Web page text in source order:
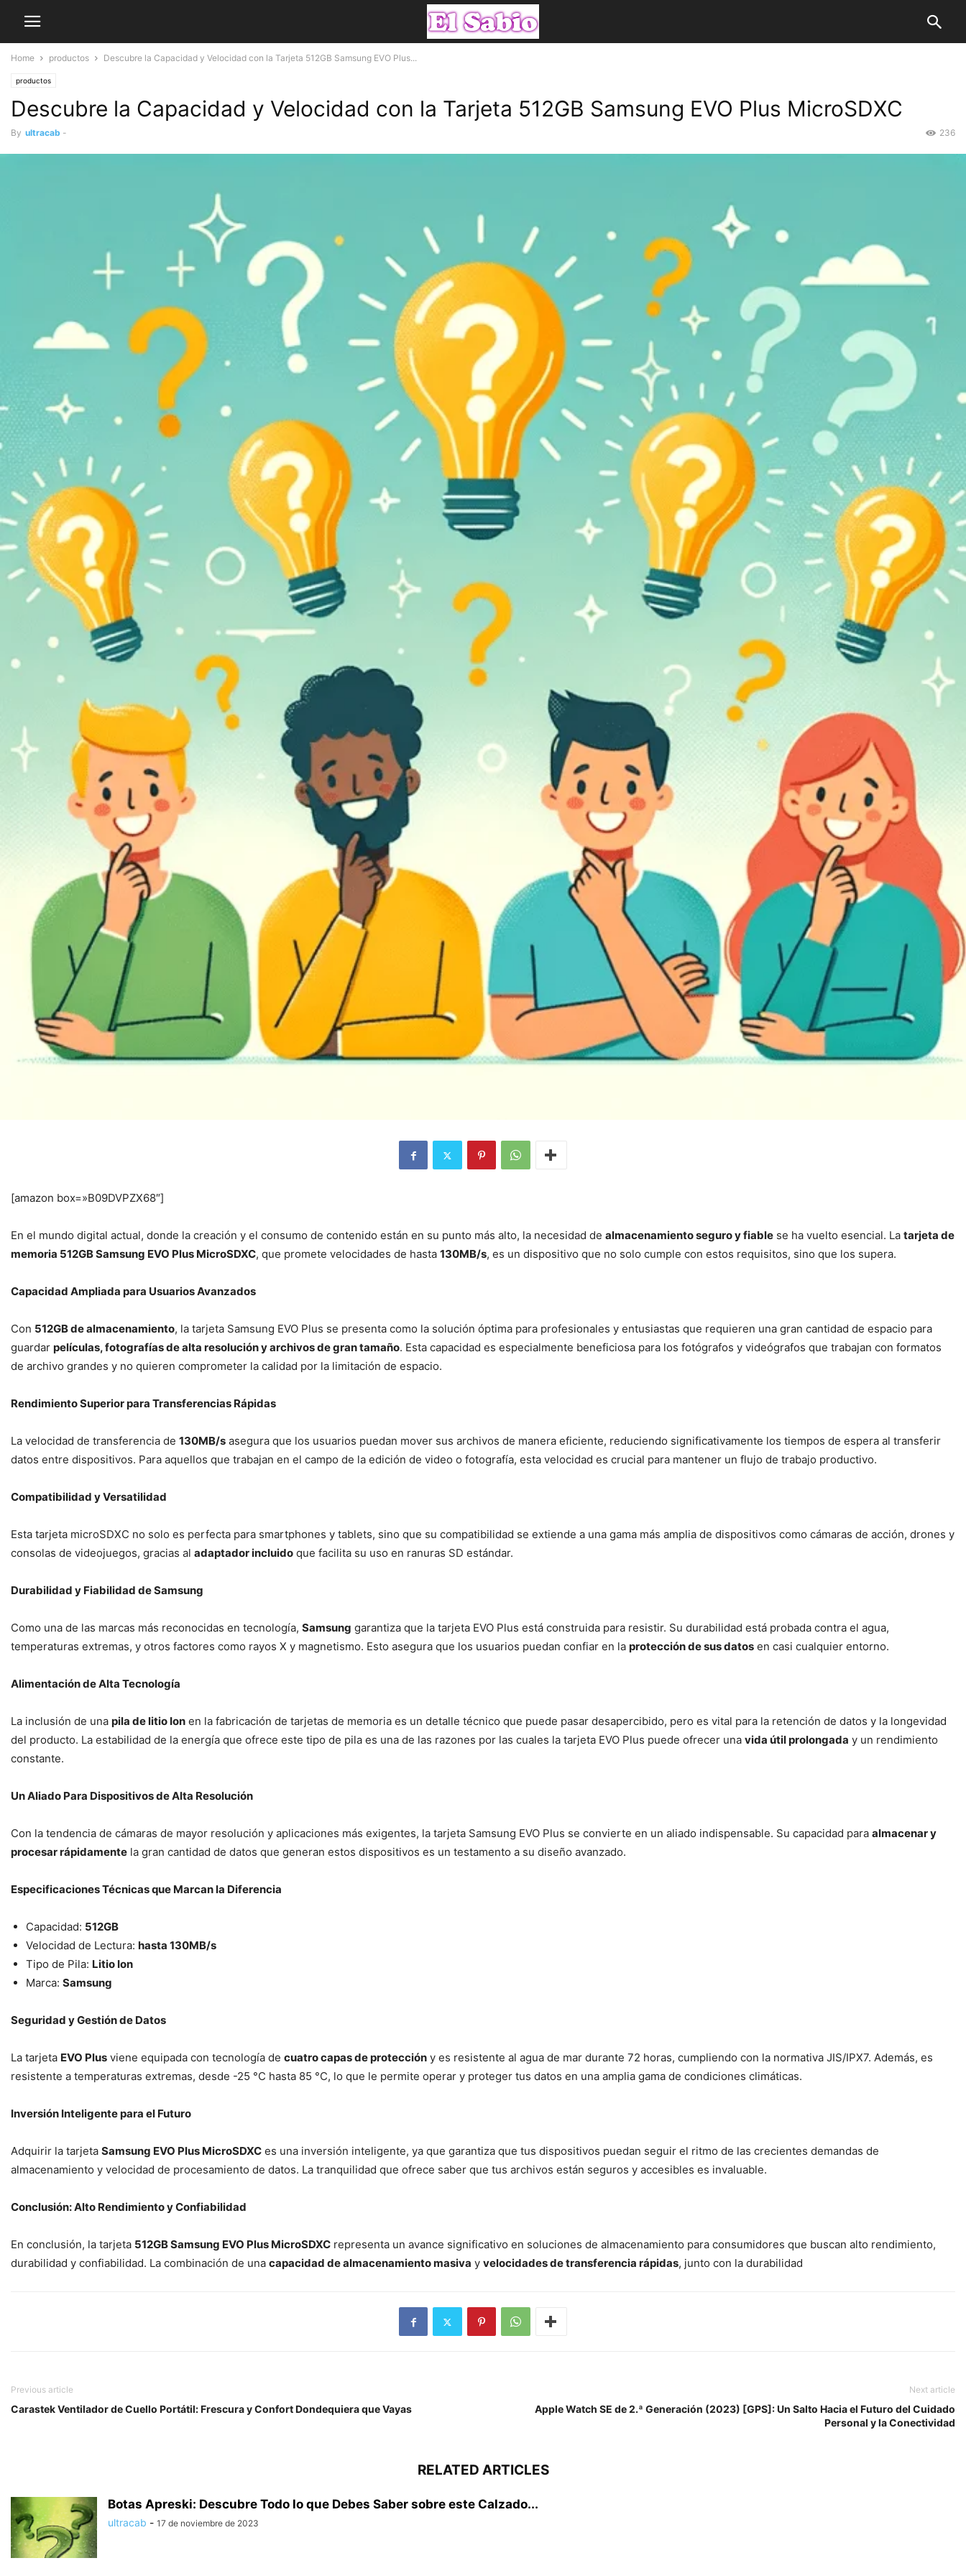
Home productos Descubre la Capacidad y Velocidad con la Tarjeta 512GB Samsung EVO Plus...
productos
Descubre la Capacidad y Velocidad con la Tarjeta 512GB Samsung EVO Plus MicroSDXC
By ultracab - 236
[amazon box=»B09DVPZX68″]
En el mundo digital actual, donde la creación y el consumo de contenido están en su punto más alto, la necesidad de almacenamiento seguro y fiable se ha vuelto esencial. La tarjeta de
memoria 512GB Samsung EVO Plus MicroSDXC, que promete velocidades de hasta 130MB/s, es un dispositivo que no solo cumple con estos requisitos, sino que los supera.
Capacidad Ampliada para Usuarios Avanzados
Con 512GB de almacenamiento, la tarjeta Samsung EVO Plus se presenta como la solución óptima para profesionales y entusiastas que requieren una gran cantidad de espacio para
guardar películas, fotografías de alta resolución y archivos de gran tamaño. Esta capacidad es especialmente beneficiosa para los fotógrafos y videógrafos que trabajan con formatos
de archivo grandes y no quieren comprometer la calidad por la limitación de espacio.
Rendimiento Superior para Transferencias Rápidas
La velocidad de transferencia de 130MB/s asegura que los usuarios puedan mover sus archivos de manera eficiente, reduciendo significativamente los tiempos de espera al transferir
datos entre dispositivos. Para aquellos que trabajan en el campo de la edición de video o fotografía, esta velocidad es crucial para mantener un flujo de trabajo productivo.
Compatibilidad y Versatilidad
Esta tarjeta microSDXC no solo es perfecta para smartphones y tablets, sino que su compatibilidad se extiende a una gama más amplia de dispositivos como cámaras de acción, drones y
consolas de videojuegos, gracias al adaptador incluido que facilita su uso en ranuras SD estándar.
Durabilidad y Fiabilidad de Samsung
Como una de las marcas más reconocidas en tecnología, Samsung garantiza que la tarjeta EVO Plus está construida para resistir. Su durabilidad está probada contra el agua,
temperaturas extremas, y otros factores como rayos X y magnetismo. Esto asegura que los usuarios puedan confiar en la protección de sus datos en casi cualquier entorno.
Alimentación de Alta Tecnología
La inclusión de una pila de litio Ion en la fabricación de tarjetas de memoria es un detalle técnico que puede pasar desapercibido, pero es vital para la retención de datos y la longevidad
del producto. La estabilidad de la energía que ofrece este tipo de pila es una de las razones por las cuales la tarjeta EVO Plus puede ofrecer una vida útil prolongada y un rendimiento
constante.
Un Aliado Para Dispositivos de Alta Resolución
Con la tendencia de cámaras de mayor resolución y aplicaciones más exigentes, la tarjeta Samsung EVO Plus se convierte en un aliado indispensable. Su capacidad para almacenar y
procesar rápidamente la gran cantidad de datos que generan estos dispositivos es un testamento a su diseño avanzado.
Especificaciones Técnicas que Marcan la Diferencia
Capacidad: 512GB
Velocidad de Lectura: hasta 130MB/s
Tipo de Pila: Litio Ion
Marca: Samsung
Seguridad y Gestión de Datos
La tarjeta EVO Plus viene equipada con tecnología de cuatro capas de protección y es resistente al agua de mar durante 72 horas, cumpliendo con la normativa JIS/IPX7. Además, es
resistente a temperaturas extremas, desde -25 °C hasta 85 °C, lo que le permite operar y proteger tus datos en una amplia gama de condiciones climáticas.
Inversión Inteligente para el Futuro
Adquirir la tarjeta Samsung EVO Plus MicroSDXC es una inversión inteligente, ya que garantiza que tus dispositivos puedan seguir el ritmo de las crecientes demandas de
almacenamiento y velocidad de procesamiento de datos. La tranquilidad que ofrece saber que tus archivos están seguros y accesibles es invaluable.
Conclusión: Alto Rendimiento y Confiabilidad
En conclusión, la tarjeta 512GB Samsung EVO Plus MicroSDXC representa un avance significativo en soluciones de almacenamiento para consumidores que buscan alto rendimiento,
durabilidad y confiabilidad. La combinación de una capacidad de almacenamiento masiva y velocidades de transferencia rápidas, junto con la durabilidad
Previous article
Carastek Ventilador de Cuello Portátil: Frescura y Confort Dondequiera que Vayas
Next article
Apple Watch SE de 2.ª Generación (2023) [GPS]: Un Salto Hacia el Futuro del Cuidado
Personal y la Conectividad
RELATED ARTICLES
Botas Apreski: Descubre Todo lo que Debes Saber sobre este Calzado...
ultracab - 17 de noviembre de 2023